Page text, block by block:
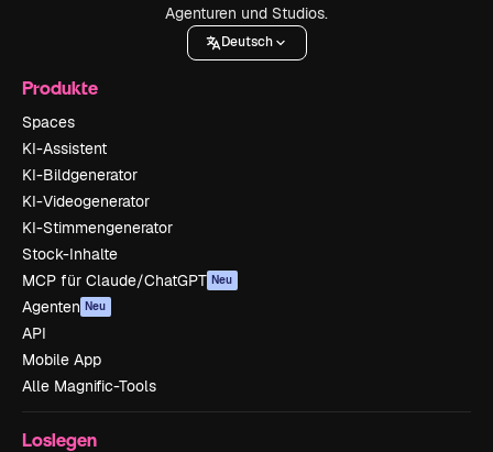
Agenturen und Studios.
Deutsch
Produkte
Spaces
KI-Assistent
KI-Bildgenerator
KI-Videogenerator
KI-Stimmengenerator
Stock-Inhalte
MCP für Claude/ChatGPT Neu
Agenten Neu
API
Mobile App
Alle Magnific-Tools
Loslegen